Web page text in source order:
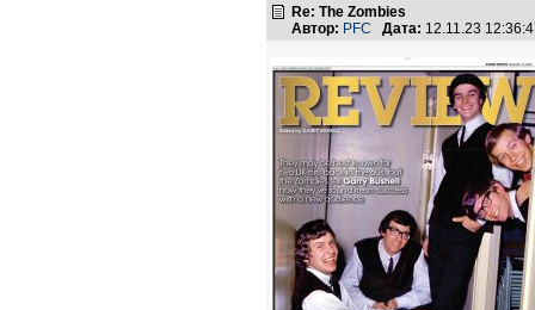
Re: The Zombies
Автор: PFC Дата: 12.11.23